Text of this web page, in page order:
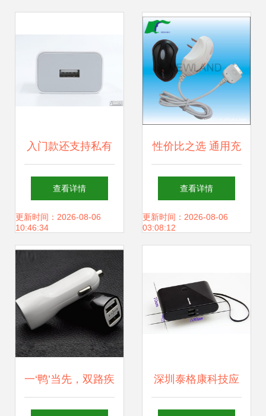
电器全面测评
入门款还支持私有
协议 小米充电器
22.5W评测与竞品
对比
查看详情
更新时间：2026-08-06
10:46:34
性价比之选 通用充
电器+实惠鼠标，
低价批发优质体验
查看详情
更新时间：2026-08-06
03:08:12
一‘鸭’当先，双路疾 深圳泰格康科技应